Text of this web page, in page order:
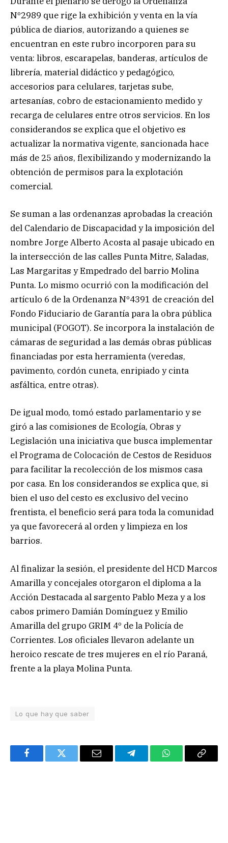
Nº2989 que rige la exhibición y venta en la vía
pública de diarios, autorizando a quienes se
encuentran en este rubro incorporen para su
venta: libros, escarapelas, banderas, artículos de
librería, material didáctico y pedagógico,
accesorios para celulares, tarjetas sube,
artesanías, cobro de estacionamiento medido y
recarga de celulares entre otros servicios. En los
considerandos se explica que el objetivo es
actualizar la normativa vigente, sancionada hace
más de 25 años, flexibilizando y modernizando la
obtención de permisos para la explotación
comercial.
Se suman a las ordenanzas aprobadas la creación
del Calendario de Discapacidad y la imposición del
nombre Jorge Alberto Acosta al pasaje ubicado en
la intersección de las calles Punta Mitre, Saladas,
Las Margaritas y Empedrado del barrio Molina
Punta. Lo mismo ocurrió con la modificación del
artículo 6 de la Ordenanza Nº4391 de creación del
Fondo Fiduciario de Garantía para la obra pública
municipal (FOGOT). Se incorpora la instalación de
cámaras de seguridad a las demás obras públicas
financiadas por esta herramienta (veredas,
pavimento, cordón cuneta, enripiado y cinta
asfáltica, entre otras).
De igual modo, tomó estado parlamentario y se
giró a las comisiones de Ecología, Obras y
Legislación una iniciativa que busca implementar
el Programa de Colocación de Cestos de Residuos
para facilitar la recolección de los mismos casa
por casa. En los considerandos se explica que, si
bien el uso del cesto es exclusivo del vecino
frentista, el beneficio será para toda la comunidad
ya que favorecerá al orden y limpieza en los
barrios.
Al finalizar la sesión, el presidente del HCD Marcos
Amarilla y concejales otorgaron el diploma a la
Acción Destacada al sargento Pablo Meza y a los
cabos primero Damián Domínguez y Emilio
Amarilla del grupo GRIM 4º de la Policía de
Corrientes. Los oficiales llevaron adelante un
heroico rescate de tres mujeres en el río Paraná,
frente a la playa Molina Punta.
Lo que hay que saber
FacebookTwitter Email TelegramWhatsAppCopy